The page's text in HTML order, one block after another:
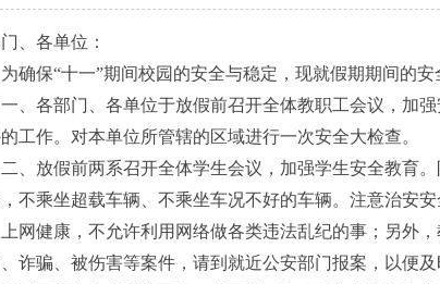
、各单位：
保“十一”期间校园的安全与稳定，现就假期期间的安
各部门、各单位于放假前召开全体教职工会议，加强
工作。对本单位所管辖的区域进行一次安全大检查。
放假前两系召开全体学生会议，加强学生安全教育。
不乘坐超载车辆、不乘坐车况不好的车辆。注意治安
网健康，不允许利用网络做各类违法乱纪的事；另外
诈骗、被伤害等案件，请到就近公安部门报案，以便